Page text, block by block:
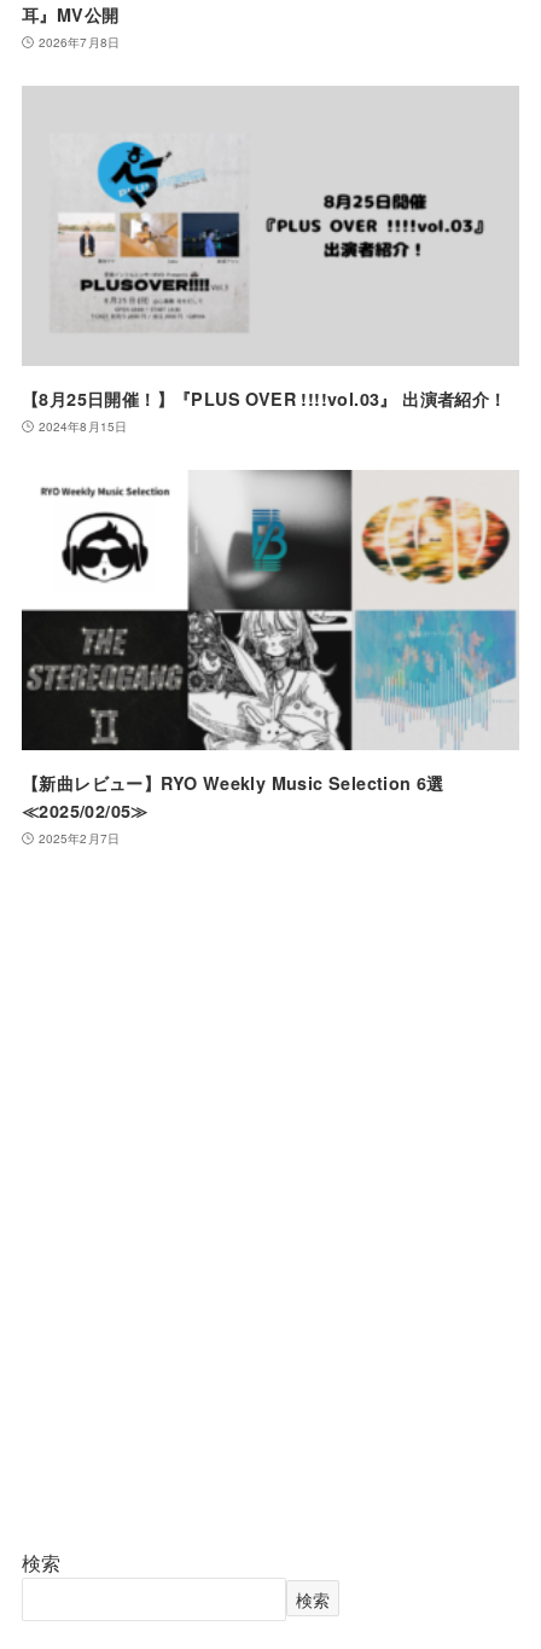
耳』MV公開
2026年7月8日
【8月25日開催！】『PLUS OVER !!!!vol.03』 出演者紹介！
2024年8月15日
【新曲レビュー】RYO Weekly Music Selection 6選
≪2025/02/05≫
2025年2月7日
検索
検索